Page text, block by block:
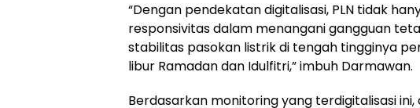
“Dengan pendekatan digitalisasi, PLN tidak
responsivitas dalam menangani gangguan
stabilitas pasokan listrik di tengah tingginya
libur Ramadan dan Idulfitri,” imbuh Darmawan.
Berdasarkan monitoring yang terdigitalisasi